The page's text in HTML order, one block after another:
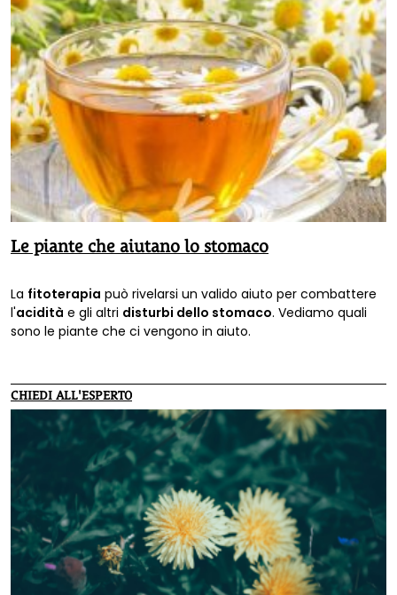
Le piante che aiutano lo stomaco
La fitoterapia può rivelarsi un valido aiuto per combattere
l'acidità e gli altri disturbi dello stomaco. Vediamo quali
sono le piante che ci vengono in aiuto.
CHIEDI ALL'ESPERTO